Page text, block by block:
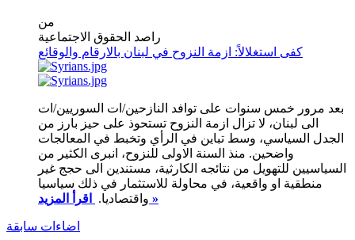
من
راصد الحقوق الاجتماعية
كفى استغلالاً: ازمة النزوح في لبنان بالارقام والوقائع
بعد مرور خمس سنوات على توافد النازحين/ات السوريين/ات
الى لبنان، لا تزال ازمة النزوح تستحوذ على حيز بارز من
الجدل السياسي، وسط تباين في الرأي وتخبط في المعالجات
واضحين. منذ السنة الاولى للنزوح، انبرى الكثير من
السياسيين للتهويل من نتائجه الكارثية، مستندين الى حجج غير
منطقية او واقعية، في محاولة للاستثمار في ذلك سياسيا
واقتصاديا. اقرأ المزيد »
اضاءات سابقة